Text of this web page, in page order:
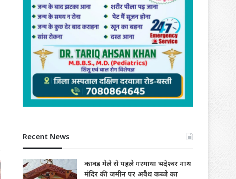
Recent News
कावड़ मेले से पहले गरमाया भदेश्वर नाथ
मंदिर की जमीन पर अवैध कब्जे का